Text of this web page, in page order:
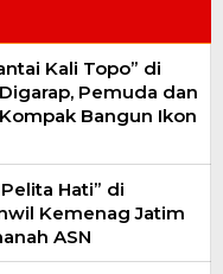
Kali Topo” di
Pemuda dan
Bangun Ikon
Hati” di
Kemenag Jatim
ASN